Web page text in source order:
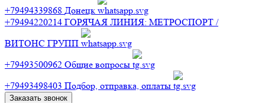
+79494339868 Донецк
+79494220214 ГОРЯЧАЯ ЛИНИЯ: МЕТРОСПОРТ /
ВИТОНС ГРУПП
+79493500962 Общие вопросы
+79493498403 Подбор, отправка, оплаты
Заказать звонок